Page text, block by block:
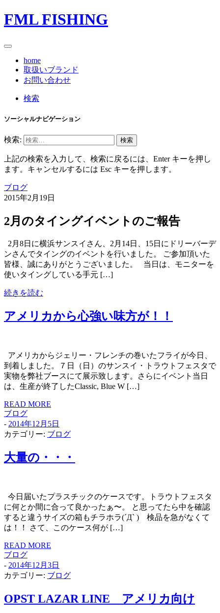
FML FISHING
home
取扱いブランド
お問い合わせ
検索
ソーシャルナビゲーション
検索:
上記の検索を入力して、検索に戻るには、Enter キーを押し
ます。キャンセルするには Esc キーを押します。
ブログ
2015年2月19日
2月のタイングイベントのご報告
2月8日に横浜サンスイさん、2月14日、15日にドリーバーデ
ンさんでタイングのイベントを行いました。 ご参加頂いた
皆様、誠にありがとうございました。 当日は、モニターを
使いタイングしている手元 […]
続きを読む
アメリカから心強い味方が！！
アメリカからジェリー・フレンチの巻いたフライが今日、
到着しました。７日（日）のサンスイ・トラウトフェスタで
実物を弊社ブースにて展示致します。さらにイベント当日
は、生産が終了したClassic, Blue W […]
READ MORE
ブログ
- 2014年12月5日
カテゴリー: ブログ
大量の・・・
今日届いたプラスチックのケースです。トラウトフェスタ
に何とか間に合って良かったぁ〜。 と思ってたら中を確認
すると違うサイズの箱もチラホラ(´Д` ) 検品を急がなくて
は！！ さて、このケース何が […]
READ MORE
ブログ
- 2014年12月3日
カテゴリー: ブログ
OPST LAZAR LINE アメリカ向け